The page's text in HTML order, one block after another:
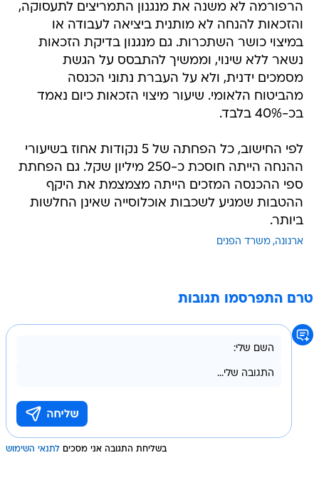
הרפורמה לא משנה את מנגנון התמריצים לתעסוקה,
והזכאות להנחה לא מותנית ביציאה לעבודה או
במיצוי כושר השתכרות. גם מנגנון בדיקת הזכאות
נשאר ללא שינוי, וממשיך להתבסס על הגשת
מסמכים ידנית, ולא על העברת נתוני הכנסה
מהביטוח הלאומי. שיעור מיצוי הזכאות כיום נאמד
בכ-40% בלבד.
לפי החישוב, כל הפחתה של 5 נקודות אחוז בשיעורי
ההנחה הייתה חוסכת כ-250 מיליון שקל. גם הפחתת
ספי ההכנסה המזכים הייתה מצמצמת את היקף
ההטבות שמגיע לשכבות אוכלוסייה שאינן החלשות
ביותר.
ארנונה משרד הפנים
טרם התפרסמו תגובות
בשליחת התגובה אני מסכים לתנאי השימוש